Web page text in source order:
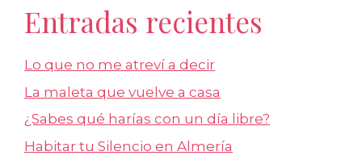
Entradas recientes
Lo que no me atreví a decir
La maleta que vuelve a casa
¿Sabes qué harías con un día libre?
Habitar tu Silencio en Almería